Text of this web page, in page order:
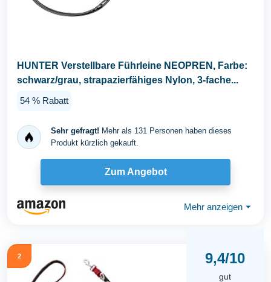
HUNTER Verstellbare Führleine NEOPREN, Farbe:
schwarz/grau, strapazierfähiges Nylon, 3-fache...
54 % Rabatt
Sehr gefragt! Mehr als 131 Personen haben dieses
Produkt kürzlich gekauft.
Zum Angebot
Mehr anzeigen ⏷
2 9,4/10
gut